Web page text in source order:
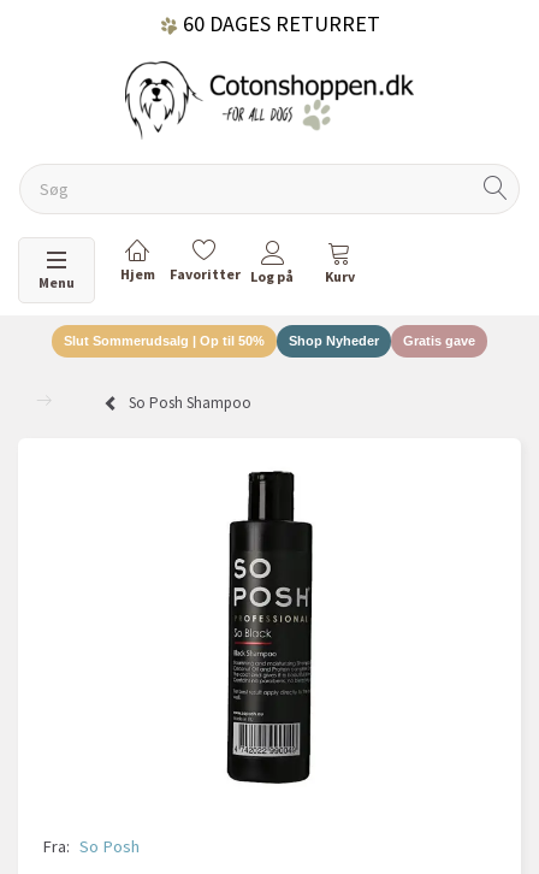
60 DAGES RETURRET
Skifte navigation
Menu
Slut Sommerudsalg | Op til 50% Shop Nyheder Gratis gave
So Posh Shampoo
Fra: So Posh